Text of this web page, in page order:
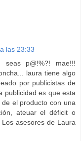
las 23:33
p@!%?! mae!!!
laura tiene algo
por publicistas de
publicidad es que esta
el producto con una
ateuar el déficit o
asesores de Laura